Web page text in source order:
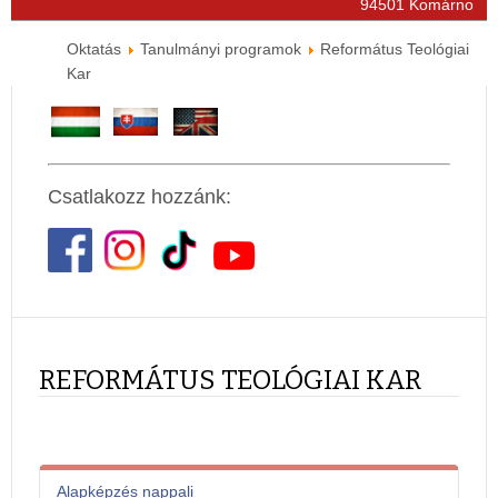
94501 Komárno
Oktatás Tanulmányi programok
Református Teológiai
Kar
Csatlakozz hozzánk:
REFORMÁTUS TEOLÓGIAI KAR
Alapképzés nappali